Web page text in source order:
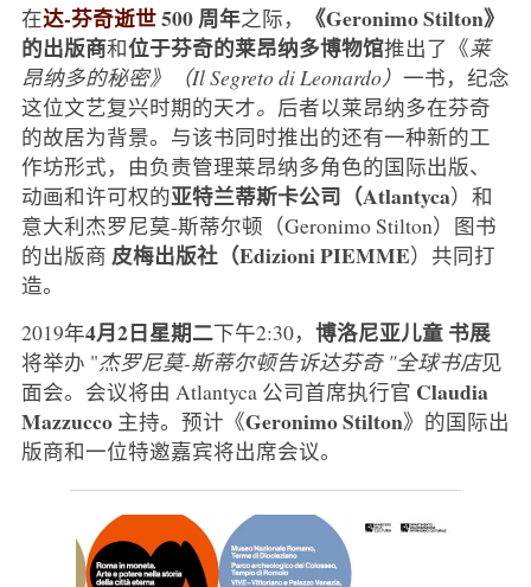
在达-芬奇逝世500 周年之际，
《Geronimo Stilton》
的出版商和位于芬奇的莱昂纳多博物馆推出了《莱
昂纳多的秘密》（Il Segreto di Leonardo） 一书，纪念
这位文艺复兴时期的天才。 后者以莱昂纳多在芬奇
的故居为背景。与该书同时推出的还有一种新的工
作坊形式，由负责管理莱昂纳多角色的国际出版、
动画和许可权的亚特兰蒂斯卡公司（Atlantyca）和
意大利杰罗尼莫-斯蒂尔顿（Geronimo Stilton）图书
的出版商 皮梅出版社（Edizioni PIEMME）共同打
造。
2019年4月2日星期二下午2:30， 博洛尼亚儿童书展
将举办 "杰罗尼莫-斯蒂尔顿告诉达芬奇 "全球书店见
面会。会议将由 Atlantyca 公司首席执行官 Claudia
Mazzucco主持。预计《Geronimo Stilton》的国际出
版商和一位特邀嘉宾将出席会议。